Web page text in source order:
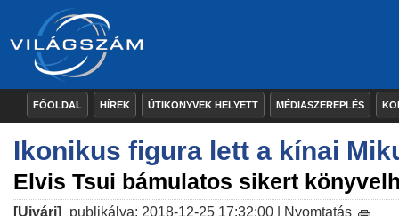
FŐOLDAL HÍREK ÚTIKÖNYVEK HELYETT MÉDIASZEREPLÉS
Ikonikus figura lett a kínai
Elvis Tsui bámulatos sikert
[Ujvári] publikálva: 2018-12-25 17:32:00 | Nyomtatás